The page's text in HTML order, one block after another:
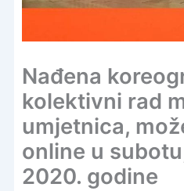
Nađena
kolektivni rad
umjetnica,
online u
2020. godine